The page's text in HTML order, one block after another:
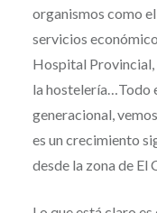
organismos como
servicios
Hospital Provincial,
la hostelería…Todo
generacional,
es un crecimiento
desde la zona de El